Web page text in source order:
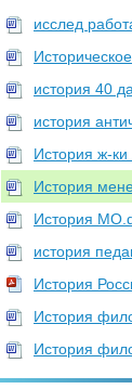
исслед
история 40
история
История ж-ки
История
История
история
История
История
История